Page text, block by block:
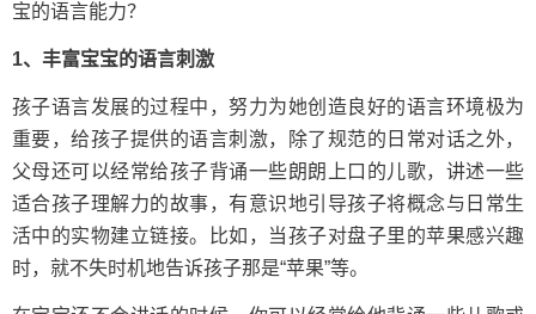
宝的语言能力？
1、丰富宝宝的语言刺激
孩子语言发展的过程中，努力为她创造良好的语言环境极为
重要，给孩子提供的语言刺激，除了规范的日常对话之外，
父母还可以经常给孩子背诵一些朗朗上口的儿歌，讲述一些
适合孩子理解力的故事，有意识地引导孩子将概念与日常生
活中的实物建立链接。比如，当孩子对盘子里的苹果感兴趣
时，就不失时机地告诉孩子那是“苹果”等。